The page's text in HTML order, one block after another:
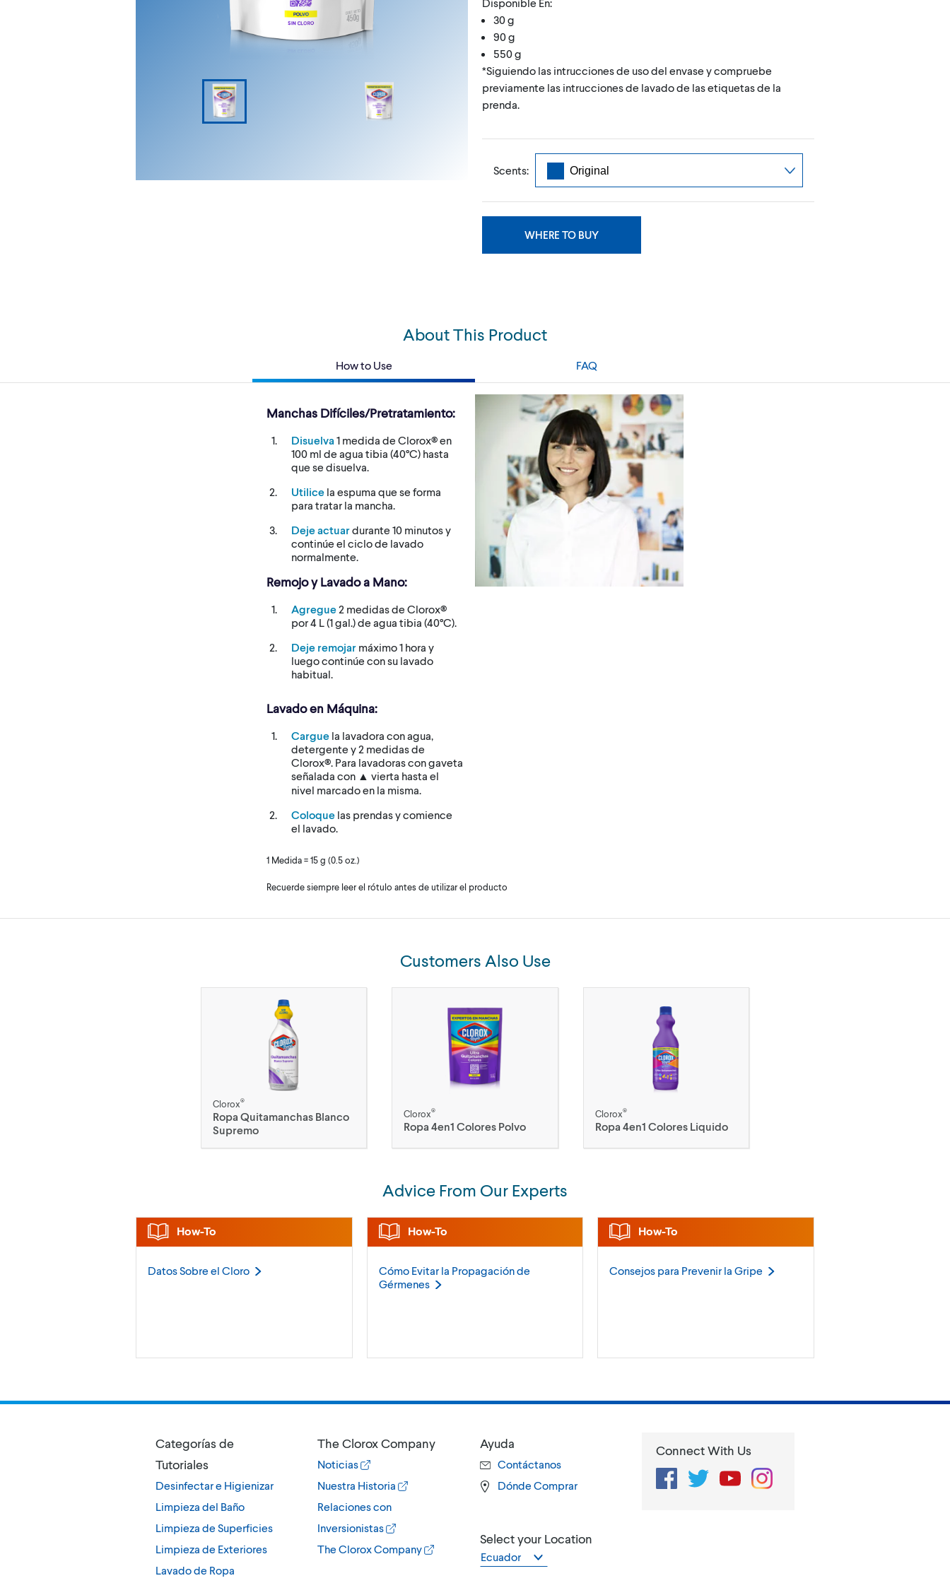
30 g
90 g
550 g
*Siguiendo las intrucciones de uso del envase y compruebe
previamente las intrucciones de lavado de las etiquetas de la
prenda.
Scents:
WHERE TO BUY
About This Product
How to Use FAQ
Manchas Difíciles/Pretratamiento:
Disuelva 1 medida de Clorox® en
100 ml de agua tibia (40°C) hasta
que se disuelva.
Utilice la espuma que se forma
para tratar la mancha.
Deje actuardurante 10 minutos y
continúe el ciclo de lavado
normalmente.
Remojo y Lavado a Mano:
Agregue2 medidas de Clorox®
por 4 L (1 gal.) de agua tibia (40°C).
Deje remojar máximo 1 hora y
luego continúe con su lavado
habitual.
Lavado en Máquina:
Cargue la lavadora con agua,
detergente y 2 medidas de
Clorox®. Para lavadoras con gaveta
señalada con ▲ vierta hasta el
nivel marcado en la misma.
Coloque las prendas y comience
el lavado.
1 Medida = 15 g (0.5 oz.)
Recuerde siempre leer el rótulo antes de utilizar el producto
Customers Also Use
Clorox®
Ropa Quitamanchas Blanco
Supremo
Clorox®
Ropa 4en1 Colores Polvo
Clorox®
Ropa 4en1 Colores Liquido
Advice From Our Experts
How-To
Datos Sobre el Cloro
How-To
Cómo Evitar la Propagación de
Gérmenes
How-To
Consejos para Prevenir laGripe
Categorías de
Tutoriales
Desinfectar e Higienizar
Limpieza del Baño
Limpieza de Superficies
Limpieza de Exteriores
Lavado de Ropa
The Clorox Company
Noticias
Nuestra Historia
Relaciones con
Inversionistas
The Clorox Company
Ayuda
Contáctanos
Dónde Comprar
Select your Location
Ecuador
Connect With Us
FacebookTwitterYouTubeInstagram